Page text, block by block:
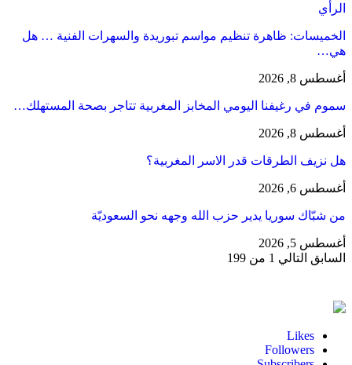
الرأي
الخميسات: ظاهرة تنظيم مواسم تبوريدة والسهرات الفنية … هل
هي…
أغسطس 8, 2026
سموم في رغيفنا اليومي المخابز المغربية تتاجر بصحة المستهلك…
أغسطس 8, 2026
هل نزيف الطرقات قدر الاسر المغربية؟
أغسطس 6, 2026
من شبّاك سوريا يدير حزب الله وجهه نحو السعوديّة
أغسطس 5, 2026
السابق التالي 1 من 199
Likes
Followers